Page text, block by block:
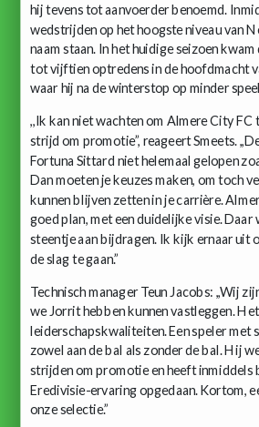
hij tevens tot aanvoerder benoemd.
wedstrijden op het hoogste niveau van
naam staan. In het huidige seizoen
tot vijftien optredens in de hoofdmacht
waar hij na de winterstop op minder
,,Ik kan niet wachten om Almere City FC
strijd om promotie”, reageert Smeets.
Fortuna Sittard niet helemaal gelopen
Dan moeten je keuzes maken, om toch
kunnen blijven zetten in je carrière.
goed plan, met een duidelijke visie. Daar
steentje aan bijdragen. Ik kijk ernaar uit
de slag te gaan.”
Technisch manager Teun Jacobs: ,,Wij
we Jorrit hebben kunnen vastleggen.
leiderschapskwaliteiten. Een speler met
zowel aan de bal als zonder de bal. Hij
strijden om promotie en heeft
Eredivisie-ervaring opgedaan. Kortom,
onze selectie.”